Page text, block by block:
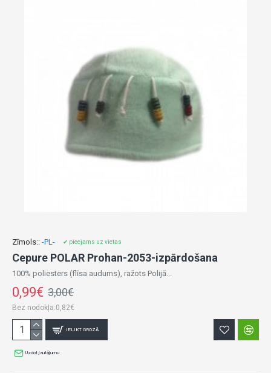
Zīmols:: -PL- ✔ pieejams uz vietas
Cepure POLAR Prohan-2053-izpārdošana
100% poliesters (flīsa audums), ražots Polijā...
0,99€ 3,00€
Bez nodokļa:0,82€
IELIKT GROZĀ
Uzdot jautājumu